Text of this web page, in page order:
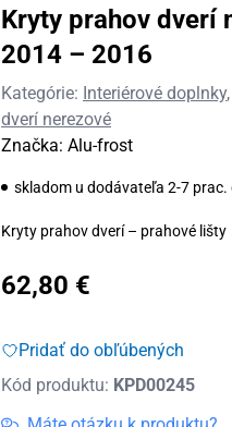
Kryty prahov dverí
2014 – 2016
Kategórie: Interiérové doplnky,
dverí nerezové
Značka: Alu-frost
skladom u dodávateľa 2-7 prac.
Kryty prahov dverí – prahové lišty
62,80 €
Pridať do obľúbených
Kód produktu: KPD00245